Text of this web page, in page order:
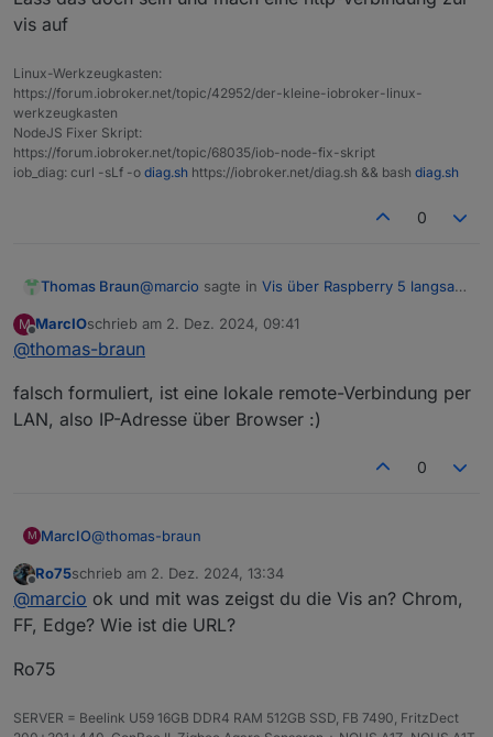
Verbindungsprobleme.
Proxy/DNS-Einstellungen konfiguriert.
Über Vis > Setup > Einstellungen einen
automatischen Reload nach 5 Minuten
allerdings nicht.
Cache beim Start leeren und mit privatem Modus
deaktivieren
etwas tippen, heißt ich möchte dann auch nicht ständig
solche Probleme gehabt oder ist das zu akzeptieren?
vis auf
Linux-Werkzeugkasten:
https://forum.iobroker.net/topic/42952/der-kleine-iobroker-linux-
werkzeugkasten
NodeJS Fixer Skript:
https://forum.iobroker.net/topic/68035/iob-node-fix-skript
iob_diag: curl -sLf -o diag.sh https://iobroker.net/diag.sh && bash diag.sh
0
Thomas Braun@marcio sagte in Vis über Raspberry 5 langsam
Per RDP/VNC?
Lass das doch sein und mach eine http-
Verbindung zur vis auf
M
Offline
MarcIOschrieb am 2. Dez. 2024, 09:41
zuletzt editiert von
@thomas-braun
falsch formuliert, ist eine lokale remote-Verbindung per
LAN, also IP-Adresse über Browser :)
0
M MarcIO@thomas-braun
falsch formuliert, ist eine lokale remote-Verbindung
per LAN, also IP-Adresse über Browser :)
Offline
Ro75schrieb am 2. Dez. 2024, 13:34
zuletzt editiert von
@marcio ok und mit was zeigst du die Vis an? Chrom,
FF, Edge? Wie ist die URL?
Ro75
SERVER = Beelink U59 16GB DDR4 RAM 512GB SSD, FB 7490, FritzDect